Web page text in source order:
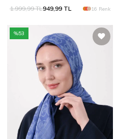
1.999,99TL949,99 TL 16 Renk
%53